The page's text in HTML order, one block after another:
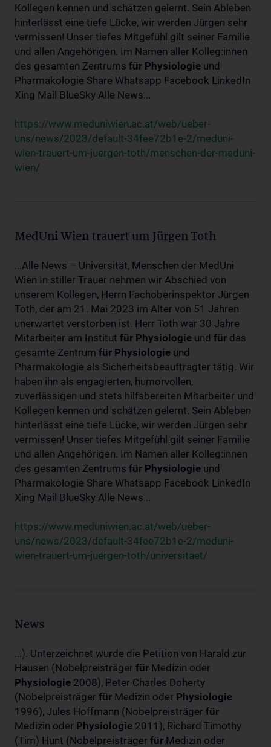
Kollegen kennen und schätzen gelernt. Sein Ableben
hinterlässt eine tiefe Lücke, wir werden Jürgen sehr
vermissen! Unser tiefes Mitgefühl gilt seiner Familie
und allen Angehörigen. Im Namen aller Kolleg:innen
des gesamten Zentrums für Physiologie und
Pharmakologie Share Whatsapp Facebook LinkedIn
Xing Mail BlueSky Alle News...
https://www.meduniwien.ac.at/web/ueber-
uns/news/2023/default-34fee72b1e-2/meduni-
wien-trauert-um-juergen-toth/menschen-der-meduni-
wien/
MedUni Wien trauert um Jürgen Toth
...Alle News – Universität, Menschen der MedUni
Wien In stiller Trauer nehmen wir Abschied von
unserem Kollegen, Herrn Fachoberinspektor Jürgen
Toth, der am 21. Mai 2023 im Alter von 51 Jahren
unerwartet verstorben ist. Herr Toth war 30 Jahre
Mitarbeiter am Institut für Physiologie und für das
gesamte Zentrum für Physiologie und
Pharmakologie als Sicherheitsbeauftragter tätig. Wir
haben ihn als engagierten, humorvollen,
zuverlässigen und stets hilfsbereiten Mitarbeiter und
Kollegen kennen und schätzen gelernt. Sein Ableben
hinterlässt eine tiefe Lücke, wir werden Jürgen sehr
vermissen! Unser tiefes Mitgefühl gilt seiner Familie
und allen Angehörigen. Im Namen aller Kolleg:innen
des gesamten Zentrums für Physiologie und
Pharmakologie Share Whatsapp Facebook LinkedIn
Xing Mail BlueSky Alle News...
https://www.meduniwien.ac.at/web/ueber-
uns/news/2023/default-34fee72b1e-2/meduni-
wien-trauert-um-juergen-toth/universitaet/
News
...). Unterzeichnet wurde die Petition von Harald zur
Hausen (Nobelpreisträger für Medizin oder
Physiologie 2008), Peter Charles Doherty
(Nobelpreisträger für Medizin oder Physiologie
1996), Jules Hoffmann (Nobelpreisträger für
Medizin oder Physiologie 2011), Richard Timothy
(Tim) Hunt (Nobelpreisträger für Medizin oder